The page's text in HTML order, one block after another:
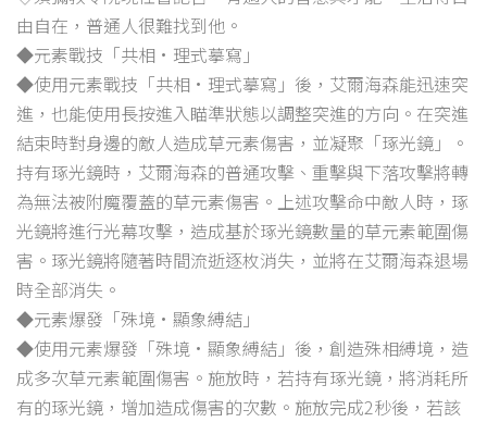
由自在，普通人很難找到他。
◆元素戰技「共相·理式摹寫」
◆使用元素戰技「共相·理式摹寫」後，艾爾海森能迅速突
進，也能使用長按進入瞄準狀態以調整突進的方向。在突進
結束時對身邊的敵人造成草元素傷害，並凝聚「琢光鏡」。
持有琢光鏡時，艾爾海森的普通攻擊、重擊與下落攻擊將轉
為無法被附魔覆蓋的草元素傷害。上述攻擊命中敵人時，琢
光鏡將進行光幕攻擊，造成基於琢光鏡數量的草元素範圍傷
害。琢光鏡將隨著時間流逝逐枚消失，並將在艾爾海森退場
時全部消失。
◆元素爆發「殊境·顯象縛結」
◆使用元素爆發「殊境·顯象縛結」後，創造殊相縛境，造
成多次草元素範圍傷害。施放時，若持有琢光鏡，將消耗所
有的琢光鏡，增加造成傷害的次數。施放完成2秒後，若該